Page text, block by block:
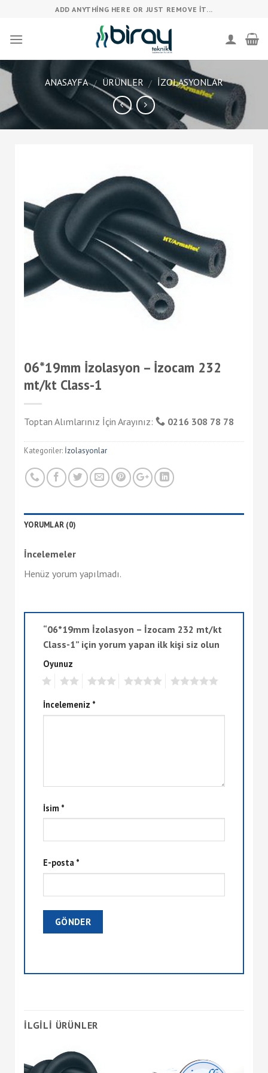
content
ADD ANYTHING HERE OR JUST REMOVE IT...
ANASAYFA / ÜRÜNLER / İZOLASYONLAR
06*19mm İzolasyon – İzocam 232
mt/kt Class-1
Toptan Alımlarınız İçin Arayınız: 0216 308 78 78
Kategoriler: İzolasyonlar
YORUMLAR (0)
İncelemeler
Henüz yorum yapılmadı.
“06*19mm İzolasyon – İzocam 232 mt/kt
Class-1” için yorum yapan ilk kişi siz olun
Oyunuz
İncelemeniz *
İsim *
E-posta *
İLGILI ÜRÜNLER